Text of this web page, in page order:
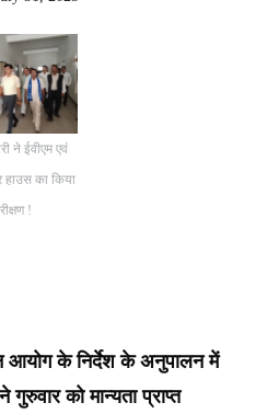
ने ईवीएम एवं
हाउस का किया
!
आयोग के निर्देश के अनुपालन में
गुरुवार को मान्यता प्राप्त